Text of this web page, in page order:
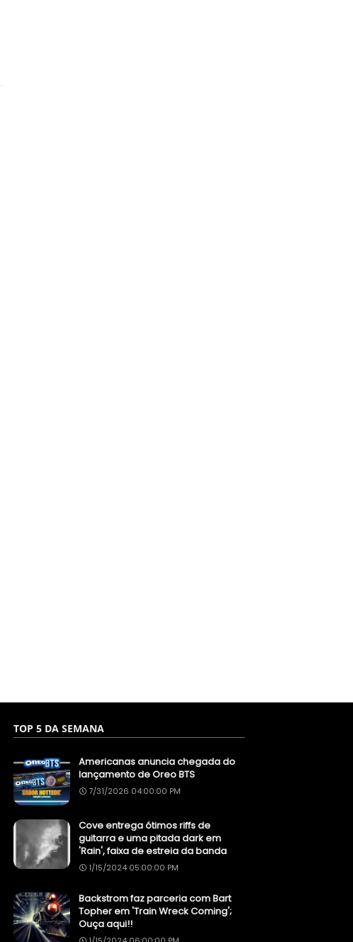
TOP 5 DA SEMANA
Americanas anuncia chegada do
lançamento de Oreo BTS
7/31/2026 04:00:00 PM
Cove entrega ótimos riffs de
guitarra e uma pitada dark em
'Rain', faixa de estreia da banda
1/15/2024 05:00:00 PM
Backstrom faz parceria com Bart
Topher em 'Train Wreck Coming';
Ouça aqui!!